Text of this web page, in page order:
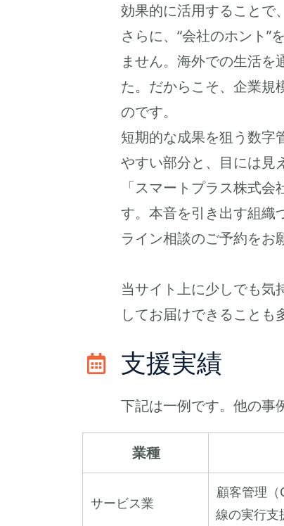
効果的に活用することで
さらに、“会社のホント”
ません。海外での生活
た。だからこそ、企業規
のです。
短期的な成果を狙う数字
やすい部分と、目には見
「スマートプラス株式
す。本音を引き出す組織
ライン相談のご予約をお
当サイト上に少しでも気
してお届けできることも
支援実績
下記は一例です。他の事
業種
サービス業
顧客管理
線の実行支